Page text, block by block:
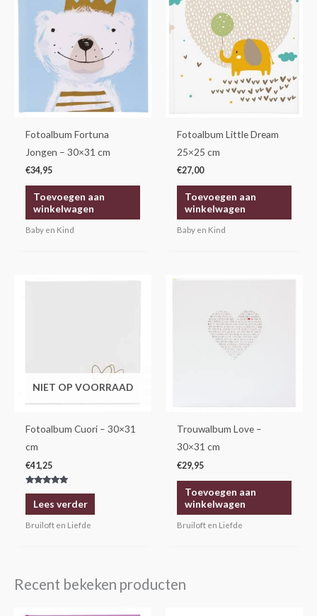
Fotoalbum Fortuna
Jongen – 30×31 cm
€34,95
Toevoegen aan
winkelwagen
Baby en Kind
Fotoalbum Little Dream
25×25 cm
€27,00
Toevoegen aan
winkelwagen
Baby en Kind
NIET OP VOORRAAD
Fotoalbum Cuori – 30×31
cm
€41,25
Gewaardeerd
5.00
uit 5Lees verder
Bruiloft en Liefde
Trouwalbum Love –
30×31 cm
€29,95
Toevoegen aan
winkelwagen
Bruiloft en Liefde
Recent bekeken producten